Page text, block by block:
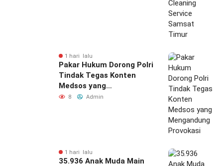
1 hari lalu
Pakar Hukum Dorong Polri
Tindak Tegas Konten
Medsos yang
Mengandung Provokasi
8 Admin
1 hari lalu
35.936 Anak Muda Main